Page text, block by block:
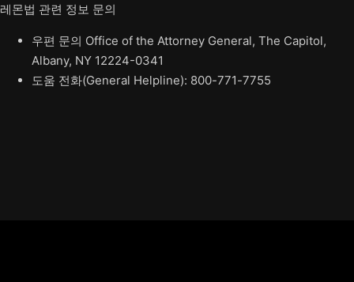
레몬법 관련 정보 문의
우편 문의 Office of the Attorney General, The Capitol,
Albany, NY 12224-0341
도움 전화(General Helpline): 800-771-7755